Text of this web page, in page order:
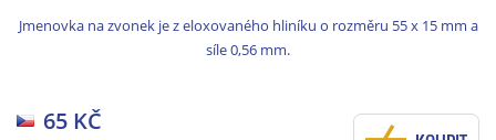
Jmenovka na zvonek je z eloxovaného hliníku o rozměru 55 x 15 mm a
síle 0,56 mm.
65 KČ